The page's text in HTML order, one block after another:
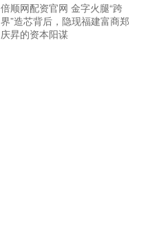
倍顺网配资官网 金字火腿“跨
界”造芯背后，隐现福建富商郑
庆昇的资本阳谋